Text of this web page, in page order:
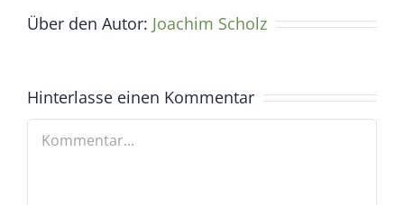
Über den Autor: Joachim Scholz
Hinterlasse einen Kommentar
Kommentar